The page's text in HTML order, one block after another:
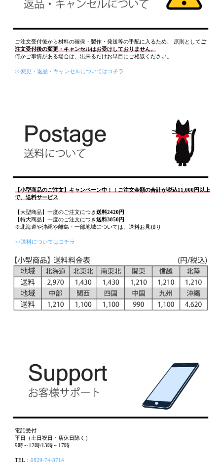
ご注文受付後から材料の確保・製作・発送等の手配に入るため、 原則としてご
注文受付後の変更・キャンセルはお受けしておりません。
何かご事情がある場合は、出来るだけお早目にご相談ください。
>>変更・返品・キャンセルについてはコチラ
【小型商品のご注文】キャンペーン中！！ご注文金額の合計が税込11,000円以上
で、送料サービス
【大型商品】一度のご注文につき送料2420円
【特大商品】一度のご注文につき送料3850円
※北海道や沖縄や離島・一部地域については、送料お見積り
>>送料についてはコチラ
電話受付
平日（土日祝日・店休日除く）
9時～12時/13時～17時
TEL： 0829-74-3714